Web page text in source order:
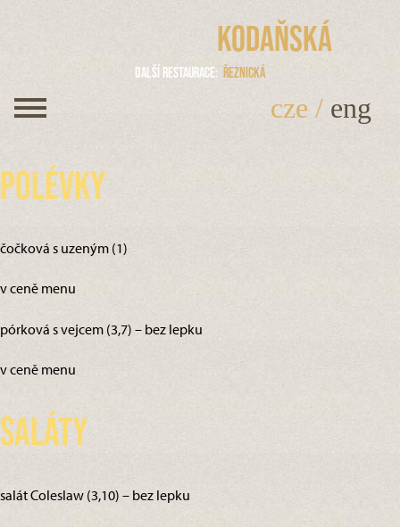
Kodaňská
Další restaurace Řeznická
cze / eng
Polévky
čočková s uzeným (1)
v ceně menu
pórková s vejcem (3,7) – bez lepku
v ceně menu
Saláty
salát Coleslaw (3,10) – bez lepku